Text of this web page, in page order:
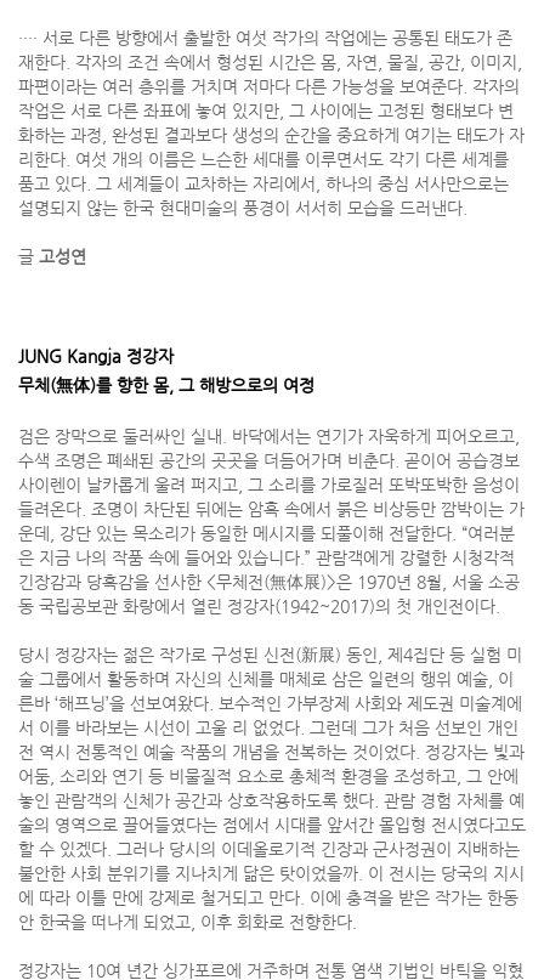
···· 서로 다른 방향에서 출발한 여섯 작가의 작업에는 공통된 태도가 존
재한다. 각자의 조건 속에서 형성된 시간은 몸, 자연, 물질, 공간, 이미지,
파편이라는 여러 층위를 거치며 저마다 다른 가능성을 보여준다. 각자의
작업은 서로 다른 좌표에 놓여 있지만, 그 사이에는 고정된 형태보다 변
화하는 과정, 완성된 결과보다 생성의 순간을 중요하게 여기는 태도가 자
리한다. 여섯 개의 이름은 느슨한 세대를 이루면서도 각기 다른 세계를
품고 있다. 그 세계들이 교차하는 자리에서, 하나의 중심 서사만으로는
설명되지 않는 한국 현대미술의 풍경이 서서히 모습을 드러낸다.
글 고성연
JUNG Kangja 정강자
무체(無体)를 향한 몸, 그 해방으로의 여정
검은 장막으로 둘러싸인 실내. 바닥에서는 연기가 자욱하게 피어오르고,
수색 조명은 폐쇄된 공간의 곳곳을 더듬어가며 비춘다. 곧이어 공습경보
사이렌이 날카롭게 울려 퍼지고, 그 소리를 가로질러 또박또박한 음성이
들려온다. 조명이 차단된 뒤에는 암흑 속에서 붉은 비상등만 깜박이는 가
운데, 강단 있는 목소리가 동일한 메시지를 되풀이해 전달한다. “여러분
은 지금 나의 작품 속에 들어와 있습니다.” 관람객에게 강렬한 시청각적
긴장감과 당혹감을 선사한 <무체전(無体展)>은 1970년 8월, 서울 소공
동 국립공보관 화랑에서 열린 정강자(1942~2017)의 첫 개인전이다.
당시 정강자는 젊은 작가로 구성된 신전(新展) 동인, 제4집단 등 실험 미
술 그룹에서 활동하며 자신의 신체를 매체로 삼은 일련의 행위 예술, 이
른바 ‘해프닝’을 선보여왔다. 보수적인 가부장제 사회와 제도권 미술계에
서 이를 바라보는 시선이 고울 리 없었다. 그런데 그가 처음 선보인 개인
전 역시 전통적인 예술 작품의 개념을 전복하는 것이었다. 정강자는 빛과
어둠, 소리와 연기 등 비물질적 요소로 총체적 환경을 조성하고, 그 안에
놓인 관람객의 신체가 공간과 상호작용하도록 했다. 관람 경험 자체를 예
술의 영역으로 끌어들였다는 점에서 시대를 앞서간 몰입형 전시였다고도
할 수 있겠다. 그러나 당시의 이데올로기적 긴장과 군사정권이 지배하는
불안한 사회 분위기를 지나치게 닮은 탓이었을까. 이 전시는 당국의 지시
에 따라 이틀 만에 강제로 철거되고 만다. 이에 충격을 받은 작가는 한동
안 한국을 떠나게 되었고, 이후 회화로 전향한다.
정강자는 10여 년간 싱가포르에 거주하며 전통 염색 기법인 바틱을 익혔